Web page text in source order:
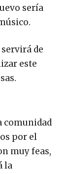
sería
de
este
comunidad
por el
muy feas,
la